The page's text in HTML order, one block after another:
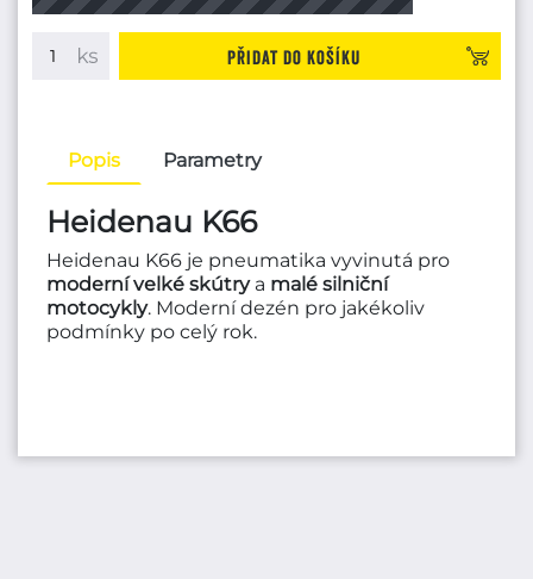
Přidat do košíku
Popis Parametry
Heidenau K66
Heidenau K66 je pneumatika vyvinutá pro
moderní velké skútrya malé silniční
motocykly. Moderní dezén pro jakékoliv
podmínky po celý rok.